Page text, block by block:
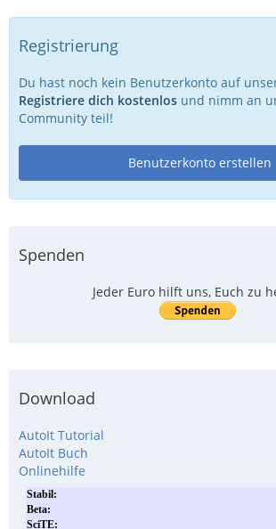
Registrierung
Du hast noch kein Benutzerkonto auf
Registriere dich kostenlos und nimm an
Community teil!
Benutzerkonto erstellen
Spenden
Jeder Euro hilft uns, Euch zu
Download
AutoIt Tutorial
AutoIt Buch
Onlinehilfe